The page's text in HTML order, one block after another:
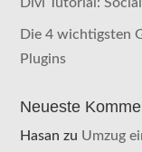
Divi Tutorial:
Die 4 wichtigsten
Plugins
Neueste
Hasan zu Umzug